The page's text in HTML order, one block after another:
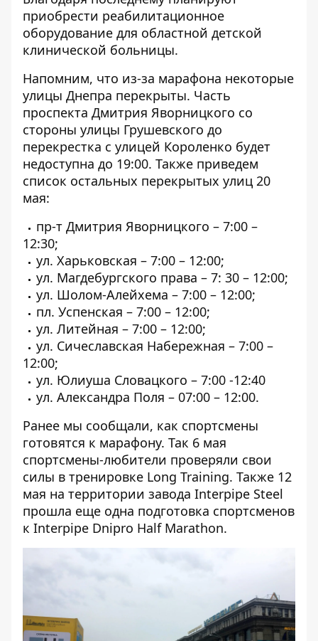
приобрести реабилитационное
оборудование для областной детской
клинической больницы.
Напомним, что из-за марафона некоторые
улицы Днепра перекрыты. Часть
проспекта Дмитрия Яворницкого со
стороны улицы Грушевского до
перекрестка с улицей Короленко будет
недоступна до 19:00. Также приведем
список остальных перекрытых улиц 20
мая:
пр-т Дмитрия Яворницкого – 7:00 –
12:30;
ул. Харьковская – 7:00 – 12:00;
ул. Магдебургского права – 7: 30 – 12:00;
ул. Шолом-Алейхема – 7:00 – 12:00;
пл. Успенская – 7:00 – 12:00;
ул. Литейная – 7:00 – 12:00;
ул. Сичеславская Набережная – 7:00 –
12:00;
ул. Юлиуша Словацкого – 7:00 -12:40
ул. Александра Поля – 07:00 – 12:00.
Ранее мы сообщали, как спортсмены
готовятся к марафону. Так 6 мая
спортсмены-любители проверяли свои
силы в тренировке Long Training. Также 12
мая на территории завода Interpipe Steel
прошла еще одна подготовка спортсменов
к Interpipe Dnipro Half Marathon.